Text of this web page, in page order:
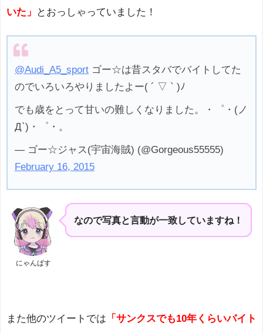
いた」
とおっしゃっていました！
@Audi_A5_sport ゴー☆は昔スタバでバイトしてた
のでいろいろやりましたよー( ´ ▽ ` )ﾉ
でも歳をとって甘いの難しくなりました。・゜・(ノ
Д`)・゜・。
— ゴー☆ジャス(宇宙海賊) (@Gorgeous55555)
February 16, 2015
にゃんぱす
なので写真と言動が一致していますね！
また他のツイートでは 「サンクスでも10年くらいバイト